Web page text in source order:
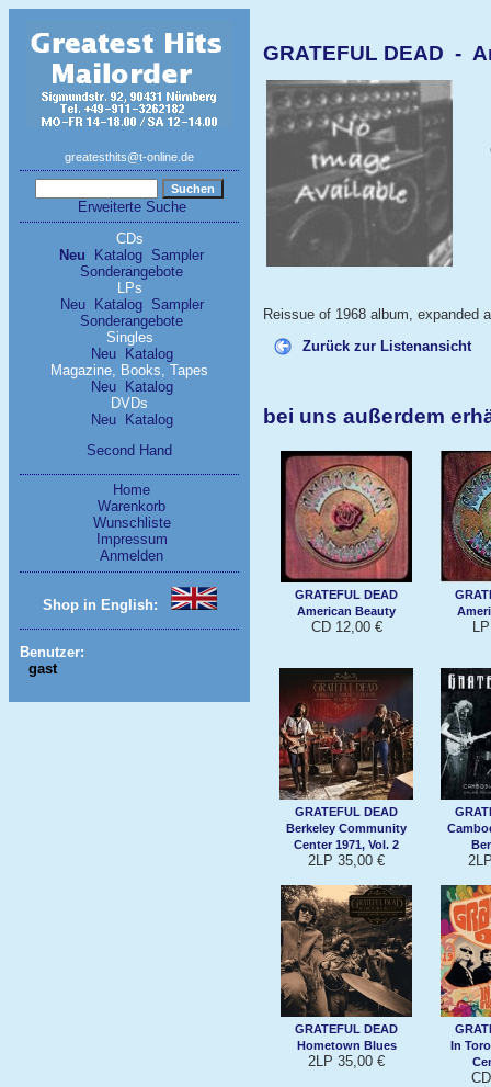
greatesthits@t-online.de
Erweiterte Suche
CDs
Neu
Katalog Sampler
Sonderangebote
LPs
Neu
Katalog
Sampler
Sonderangebote
Singles
Neu
Katalog
Magazine, Books, Tapes
Neu
Katalog
DVDs
Neu
Katalog
Second Hand
Home
Warenkorb
Wunschliste
Impressum
Anmelden
Shop in English:
Benutzer:
gast
GRATEFUL DEAD -
Reissue of 1968 album, expanded
Zurück zur Listenansicht
bei uns außerdem
GRATEFUL DEAD
American Beauty
CD 12,00 €
GRATEFUL DEAD
Berkeley Community
Center 1971, Vol. 2
2LP 35,00 €
GRATEFUL DEAD
Hometown Blues
2LP 35,00 €
In